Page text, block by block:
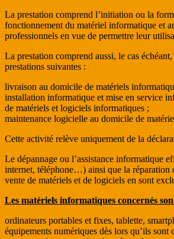
La prestation comprend l’initiation ou la
fonctionnement du matériel informatique et
professionnels en vue de permettre leur
La prestation comprend aussi, le cas
prestations suivantes :
livraison au domicile de matériels
installation informatique et mise en service
de matériels et logiciels informatiques ;
maintenance logicielle au domicile de
Cette activité relève uniquement de la
Le dépannage ou l’assistance informatique
internet, téléphone…) ainsi que la réparation
vente de matériels et de logiciels en sont
Les matériels informatiques concernés
ordinateurs portables et fixes, tablette,
équipements numériques dès lors qu’ils sont